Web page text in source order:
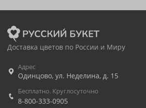
Доставка цветов по России и Миру
Адрес
Одинцово, ул. Неделина, д. 15
Бесплатно. Круглосуточно
8-800-333-0905